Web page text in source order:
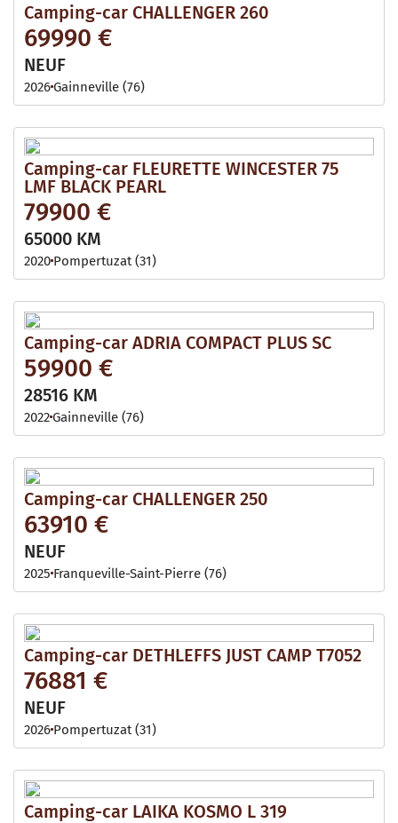
Camping-car CHALLENGER 260
69990 €
NEUF
2026Gainneville (76)
Camping-car FLEURETTE WINCESTER 75
LMF BLACK PEARL
79900 €
65000 KM
2020 Pompertuzat (31)
Camping-car ADRIA COMPACT PLUS SC
59900 €
28516 KM
2022Gainneville (76)
Camping-car CHALLENGER 250
63910 €
NEUF
2025 Franqueville-Saint-Pierre (76)
Camping-car DETHLEFFS JUST CAMP T7052
76881 €
NEUF
2026 Pompertuzat (31)
Camping-car LAIKA KOSMO L 319